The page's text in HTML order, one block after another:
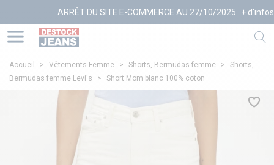
ARRÊT DU SITE E-COMMERCE AU 27/10/2025 + d'infos
Accueil > Vêtements Femme > Shorts, Bermudas femme >
Shorts,
Bermudas femme Levi's
> Short Mom blanc 100% coton